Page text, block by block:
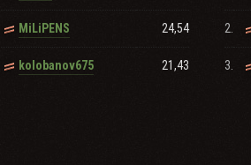
MiLiPENS 24,54
kolobanov675 21,43
2.
3.